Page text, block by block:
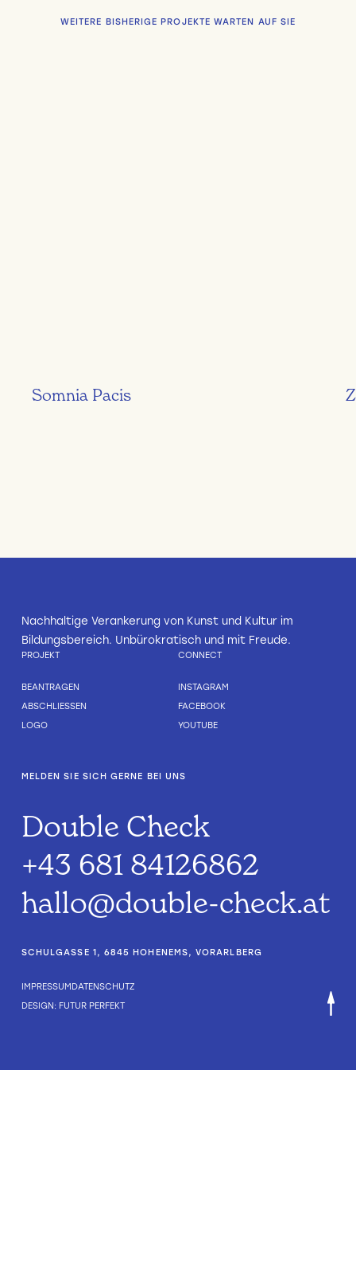
WEITERE BISHERIGE PROJEKTE WARTEN AUF SIE
Somnia Pacis
Nachhaltige Verankerung von Kunst und Kultur im
Bildungsbereich. Unbürokratisch und mit Freude.
PROJEKT
BEANTRAGEN
ABSCHLIESSEN
LOGO
CONNECT
INSTAGRAM
FACEBOOK
YOUTUBE
MELDEN SIE SICH GERNE BEI UNS
Double Check
+43 681 84126862
hallo@double-check.at
SCHULGASSE 1, 6845 HOHENEMS, VORARLBERG
IMPRESSUM DATENSCHUTZ
DESIGN: FUTUR PERFEKT